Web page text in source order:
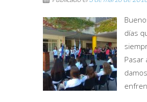
días
Pasar